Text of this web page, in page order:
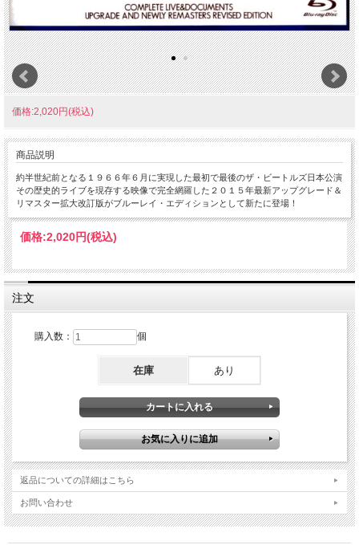
価格:2,020円(税込)
商品説明
約半世紀前となる１９６６年６月に実現した最初で最後のザ・ビートルズ日本公演
その歴史的ライブを現存する映像で完全網羅した２０１５年最新アップグレード＆
リマスター拡大改訂版がブルーレイ・エディションとして新たに登場！
価格:2,020円(税込)
注文
購入数： 個
在庫 あり
返品についての詳細はこちら
お問い合わせ